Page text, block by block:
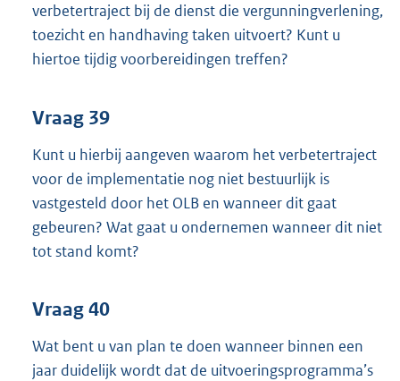
verbetertraject bij de dienst die vergunningverlening,
toezicht en handhaving taken uitvoert? Kunt u
hiertoe tijdig voorbereidingen treffen?
Vraag 39
Kunt u hierbij aangeven waarom het verbetertraject
voor de implementatie nog niet bestuurlijk is
vastgesteld door het OLB en wanneer dit gaat
gebeuren? Wat gaat u ondernemen wanneer dit niet
tot stand komt?
Vraag 40
Wat bent u van plan te doen wanneer binnen een
jaar duidelijk wordt dat de uitvoeringsprogramma’s